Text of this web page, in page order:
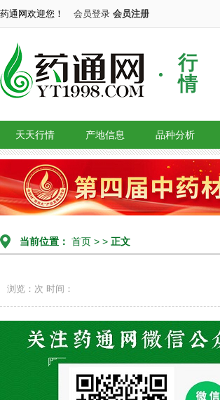
药通网欢迎您！ 会员登录 会员注册
行
情
天天行情 产地信息 品种分析
当前位置： 首页 > > 正文
浏览：次 时间：